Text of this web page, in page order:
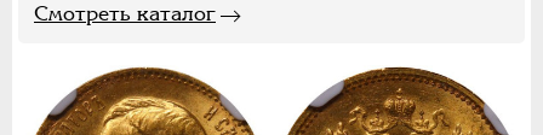
Смотреть каталог